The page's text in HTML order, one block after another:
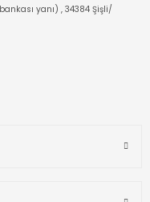
yanı) , 34384 Şişli/